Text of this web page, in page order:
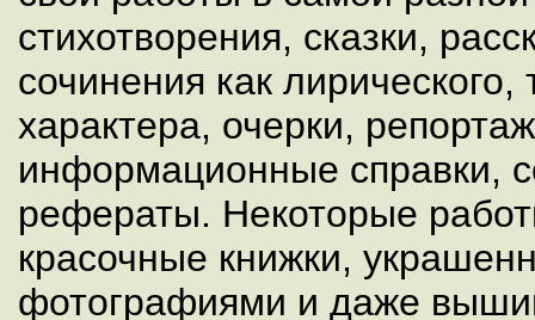
стихотворения, сказки,
сочинения как лирического,
характера, очерки,
информационные справки,
рефераты. Некоторые
красочные книжки,
фотографиями и даже